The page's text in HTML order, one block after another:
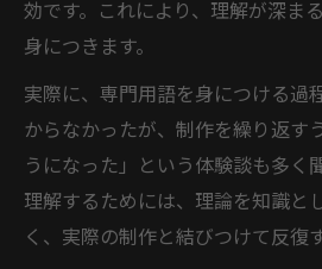
効です。これにより、理解が深ま
身につきます。
実際に、専門用語を身につける過
からなかったが、制作を繰り返す
うになった」という体験談も多く
理解するためには、理論を知識と
く、実際の制作と結びつけて反復